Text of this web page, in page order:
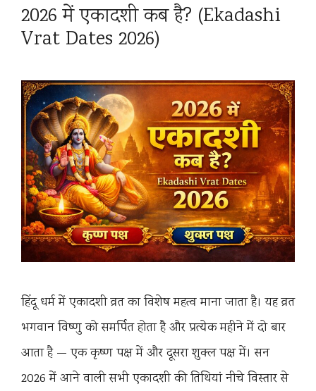
2026 में एकादशी कब है? (Ekadashi
Vrat Dates 2026)
हिंदू धर्म में एकादशी व्रत का विशेष महत्व माना जाता है। यह व्रत
भगवान विष्णु को समर्पित होता है और प्रत्येक महीने में दो बार
आता है — एक कृष्ण पक्ष में और दूसरा शुक्ल पक्ष में। सन
2026 में आने वाली सभी एकादशी की तिथियां नीचे विस्तार से